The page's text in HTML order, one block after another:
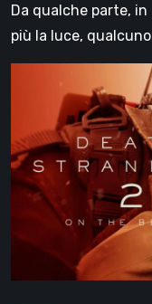
Da qualche parte,
più la luce,
Stranding
On
the
Beach,
recensione
–